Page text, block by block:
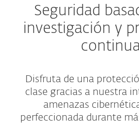
Seguridad
investigación y
Disfruta de una
clase gracias a nuestra
amenazas
perfeccionada durante